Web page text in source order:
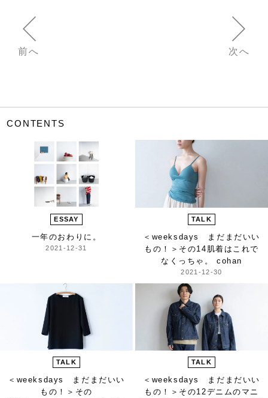
前へ 次へ
CONTENTS
ESSAY
一年のおわりに。
2021-12-31
TALK
＜weeksdays まだまだいい
もの！＞ その14肌着はこれで
なくっちゃ。 cohan
2021-12-30
TALK
＜weeksdays まだまだいい
もの！＞ その
TALK
＜weeksdays まだまだいい
もの！＞ その12デニムのマニ